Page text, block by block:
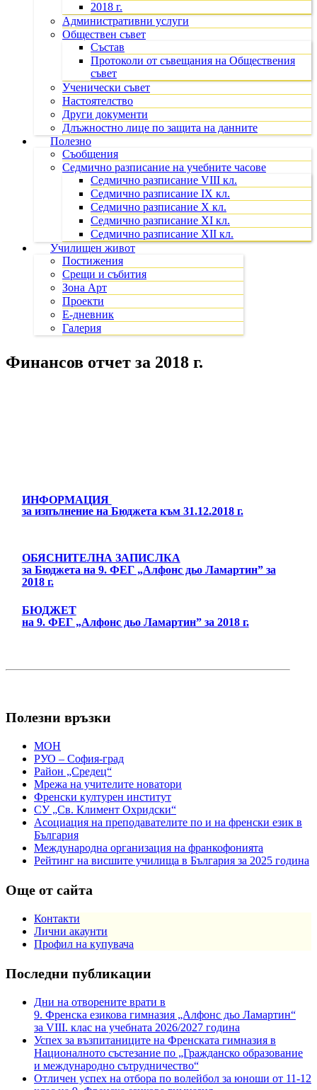
2018 г.
Административни услуги
Обществен съвет
Състав
Протоколи от съвещания на Обществения
съвет
Ученически съвет
Настоятелство
Други документи
Длъжностно лице по защита на данните
Полезно
Съобщения
Седмично разписание на учебните часове
Седмично разписание VIII кл.
Седмично разписание IX кл.
Седмично разписание X кл.
Седмично разписание XI кл.
Седмично разписание XII кл.
Училищен живот
Постижения
Срещи и събития
Зона Арт
Проекти
Е-дневник
Галерия
Финансов отчет за 2018 г.
ИНФОРМАЦИЯ
за изпълнение на Бюджета към 31.12.2018 г.
ОБЯСНИТЕЛНА ЗАПИСЛКА
за Бюджета на 9. ФЕГ „Алфонс дьо Ламартин” за
2018г.
БЮДЖЕТ
на 9. ФЕГ „Алфонс дьо Ламартин” за 2018г.
Полезни връзки
МОН
РУО – София-град
Район „Средец“
Мрежа на учителите новатори
Френски културен институт
СУ „Св. Климент Охридски“
Асоциация на преподавателите по и на френски език в
България
Международна организация на франкофонията
Рейтинг на висшите училища в България за 2025 година
Още от сайта
Контакти
Лични акаунти
Профил на купувача
Последни публикации
Дни на отворените врати в
9. Френска езикова гимназия „Алфонс дьо Ламартин“
за VIII. клас на учебната 2026/2027 година
Успех за възпитаниците на Френската гимназия в
Националното състезание по „Гражданско образование
и международно сътрудничество“
Отличен успех на отбора по волейбол за юноши от 11-12